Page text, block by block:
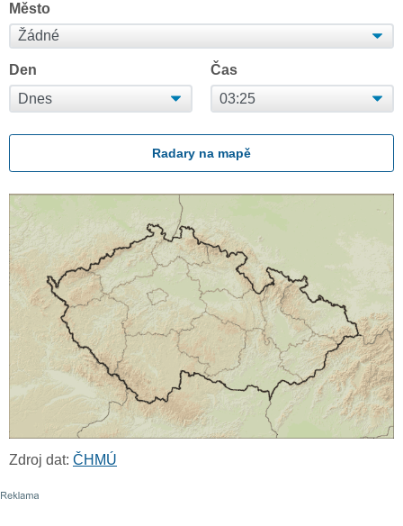
Město
Den Čas
Radary na mapě
Zdroj dat: ČHMÚ